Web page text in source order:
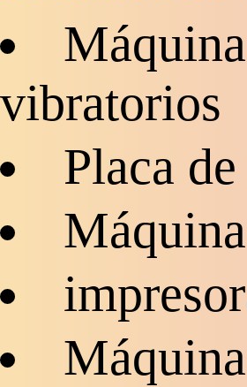
vibratorios
Placa